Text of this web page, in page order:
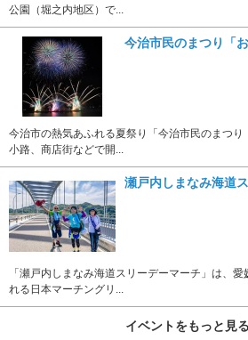
公園（堀之内地区）で...
今治市民のまつり「お
今治市の熱気あふれる夏祭り「今治市民のまつ
小路、商店街などで開...
瀬戸内しまなみ海道
「瀬戸内しまなみ海道スリーデーマーチ」は、
れる日本マーチングリ...
イベントをもっと見る